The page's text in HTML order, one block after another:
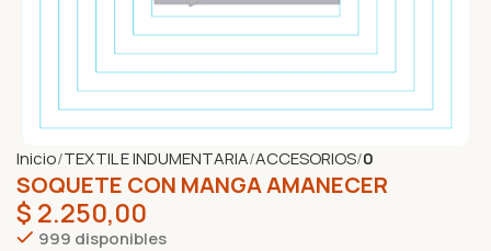
Inicio TEXTIL E INDUMENTARIA ACCESORIOS 0
SOQUETE CON MANGA AMANECER
$ 2.250,00
999 disponibles